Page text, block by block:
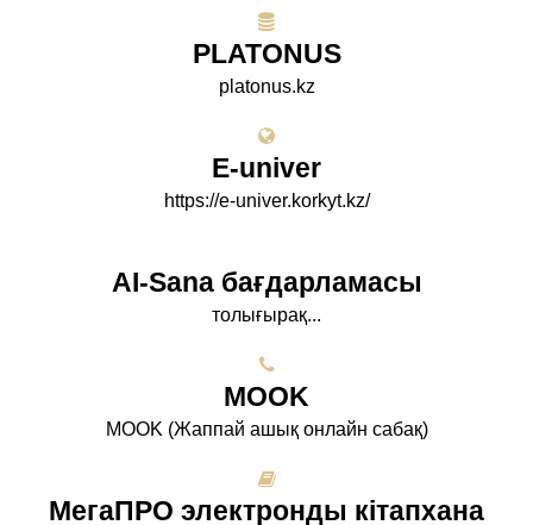
PLATONUS
platonus.kz
E-univer
https://e-univer.korkyt.kz/
AI-Sana бағдарламасы
толығырақ...
МООK
МООK (Жаппай ашық онлайн сабақ)
МегаПРО электронды кітапхана